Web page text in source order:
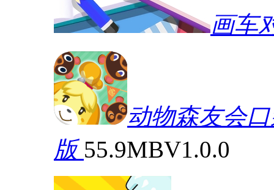
画车
动物森友会
版 55.9MBV1.0.0